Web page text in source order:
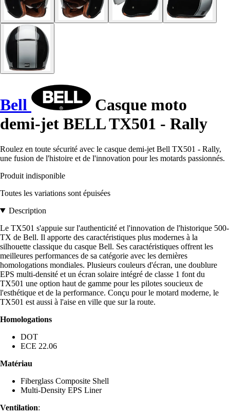
Bell
Casque moto
demi-jet BELL TX501 - Rally
Roulez en toute sécurité avec le casque demi-jet Bell TX501 - Rally,
une fusion de l'histoire et de l'innovation pour les motards passionnés.
Produit indisponible
Toutes les variations sont épuisées
Description
Le TX501 s'appuie sur l'authenticité et l'innovation de l'historique 500-
TX de Bell. Il apporte des caractéristiques plus modernes à la
silhouette classique du casque Bell. Ses caractéristiques offrent les
meilleures performances de sa catégorie avec les dernières
homologations mondiales. Plusieurs couleurs d'écran, une doublure
EPS multi-densité et un écran solaire intégré de classe 1 font du
TX501 une option haut de gamme pour les pilotes soucieux de
l'esthétique et de la performance. Conçu pour le motard moderne, le
TX501 est aussi à l'aise en ville que sur la route.
Homologations
DOT
ECE 22.06
Matériau
Fiberglass Composite Shell
Multi-Density EPS Liner
Ventilation: